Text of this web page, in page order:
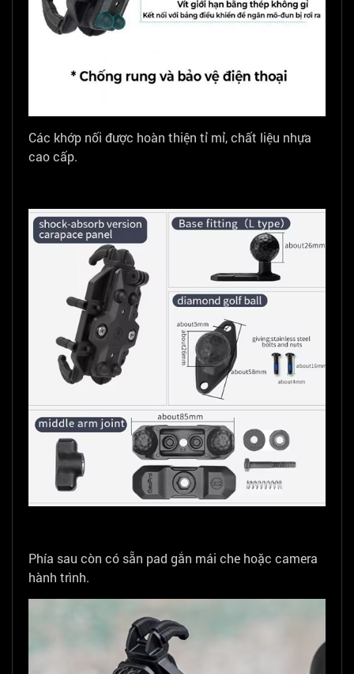
Các khớp nối được hoàn thiện tỉ mỉ, chất liệu nhựa
cao cấp.
Phía sau còn có sẵn pad gắn mái che hoặc camera
hành trình.